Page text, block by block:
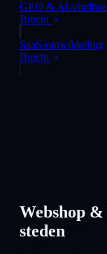
GEO & AI-
Brecht
SaaS-ontwikkeling
Brecht
Webshop
steden